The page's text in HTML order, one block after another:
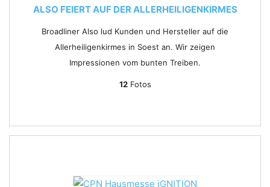
ALSO FEIERT AUF DER ALLERHEILIGENKIRMES
Broadliner Also lud Kunden und Hersteller auf die
Allerheiligenkirmes in Soest an. Wir zeigen
Impressionen vom bunten Treiben.
12Fotos